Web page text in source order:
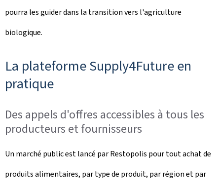
pourra les guider dans la transition vers l'agriculture
biologique.
La plateforme Supply4Future en
pratique
Des appels d'offres accessibles à tous les
producteurs et fournisseurs
Un marché public est lancé par Restopolis pour tout achat de
produits alimentaires, par type de produit, par région et par